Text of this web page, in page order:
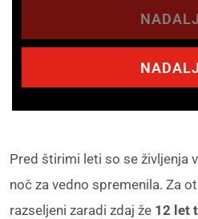
Pred štirimi leti so se življenja
noč za vedno spremenila. Za
razseljeni zaradi zdaj že 12 let